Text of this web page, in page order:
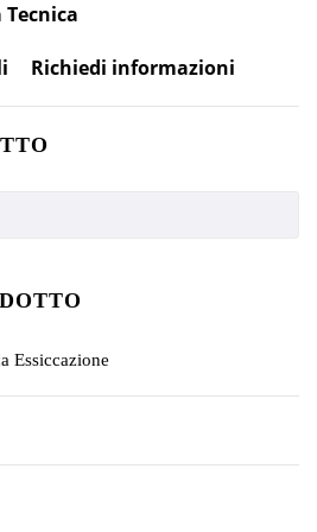
Tecnica
Richiedi informazioni
Essiccazione